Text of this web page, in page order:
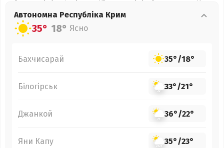
Автономна Республіка Крим
35° 18° Ясно
Бахчисарай 35°/18°
Білогірськ 33°/21°
Джанкой 36°/22°
Яни Капу 35°/23°